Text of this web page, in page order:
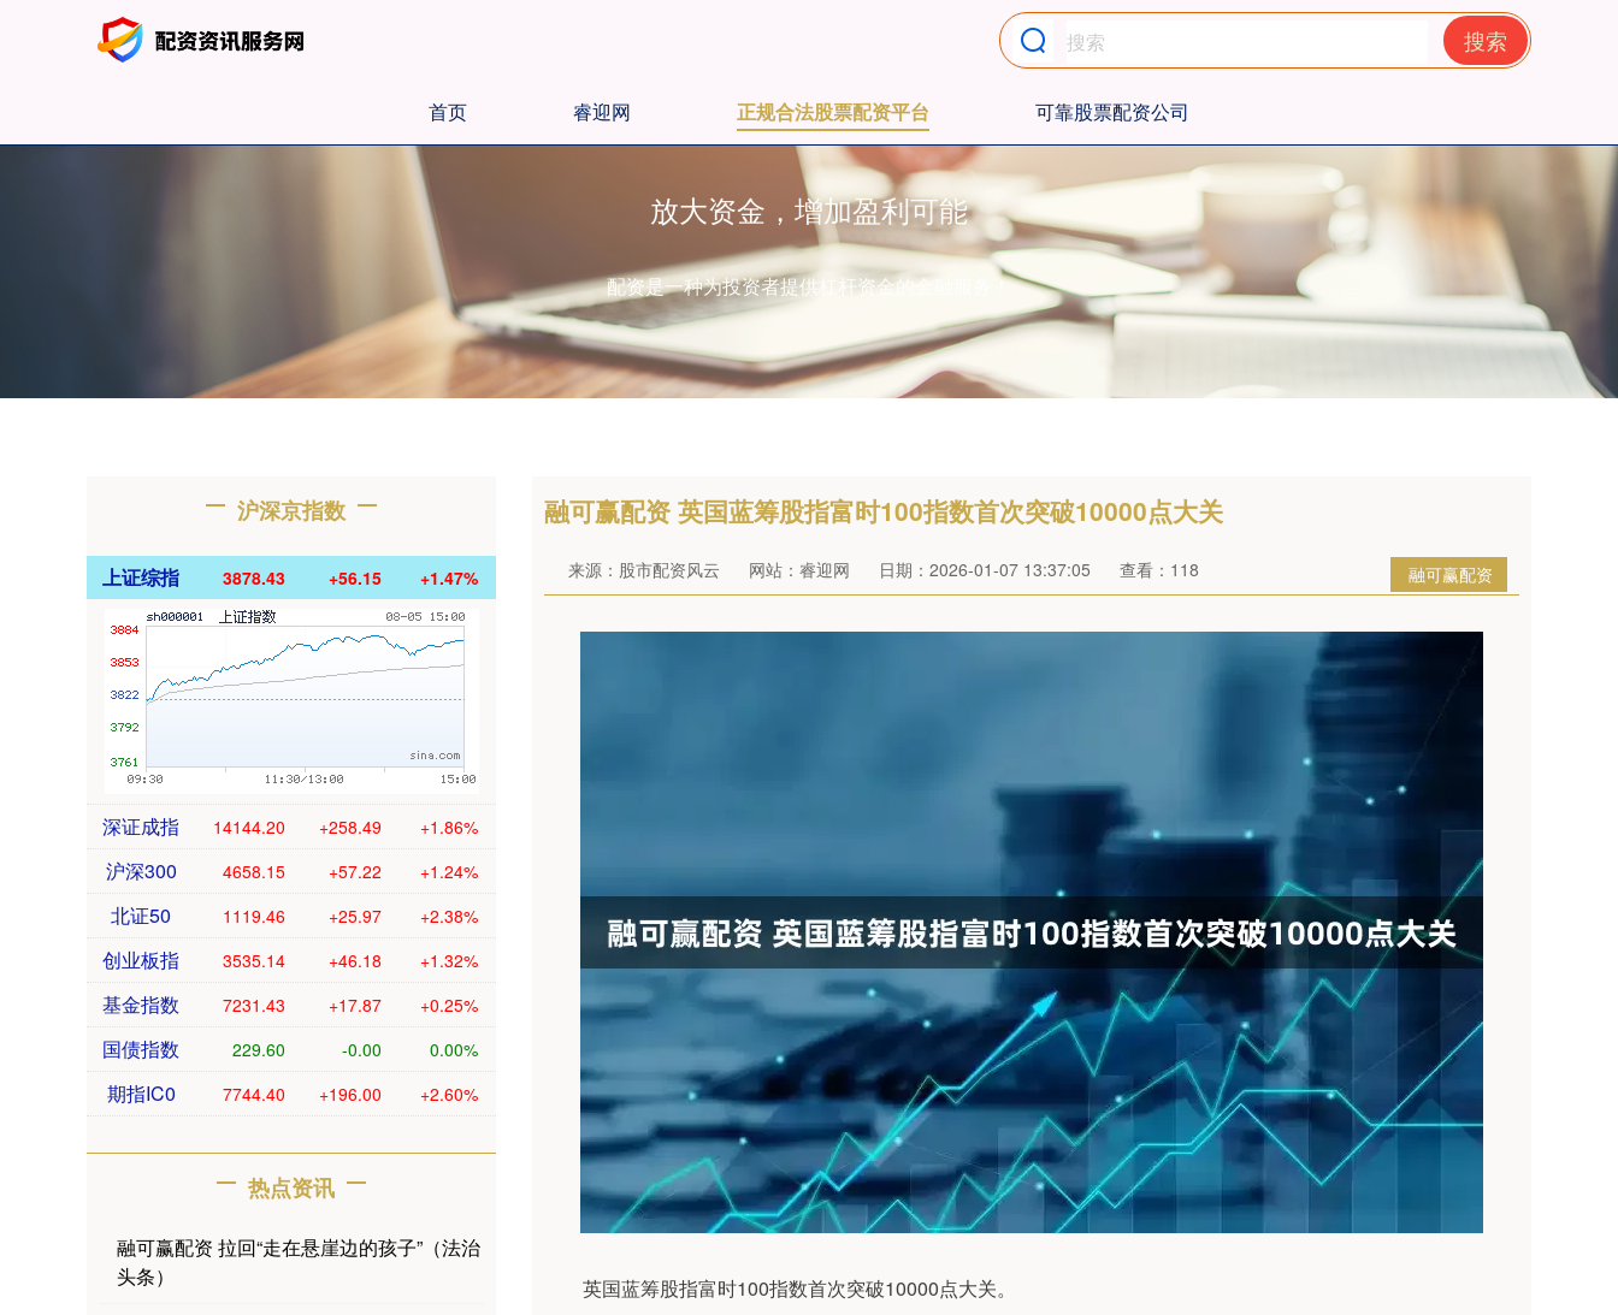
搜索
首页 睿迎网 正规合法股票配资平台 可靠股票配资公司
放大资金，增加盈利可能
配资是一种为投资者提供杠杆资金的金融服务！
融可赢配资 英国蓝筹股指富时100指数首次突破10000点大关
融可赢配资
来源：股市配资风云 网站：睿迎网 日期：2026-01-07 13:37:05 查看：118
英国蓝筹股指富时100指数首次突破10000点大关。
沪深京指数
上证综指 3878.43 +56.15 +1.47%
深证成指 14144.20 +258.49 +1.86%
沪深300 4658.15 +57.22 +1.24%
北证50 1119.46 +25.97 +2.38%
创业板指 3535.14 +46.18 +1.32%
基金指数 7231.43 +17.87 +0.25%
国债指数 229.60 -0.00 0.00%
期指IC0 7744.40 +196.00 +2.60%
热点资讯
融可赢配资 拉回“走在悬崖边的孩子”（法治
头条）